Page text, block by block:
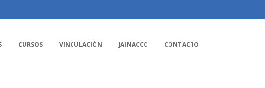
CURSOS VINCULACIÓN JAINACCC CONTACTO